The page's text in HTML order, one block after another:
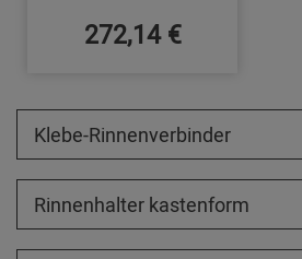
272,14 €
Klebe-Rinnenverbinder
Rinnenhalter kastenform